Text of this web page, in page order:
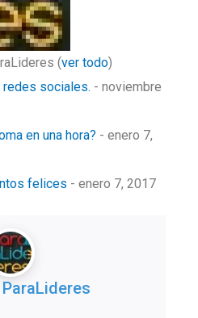
(ver todo)
redes sociales. - noviembre
en una hora? - enero 7,
felices - enero 7, 2017
ParaLideres